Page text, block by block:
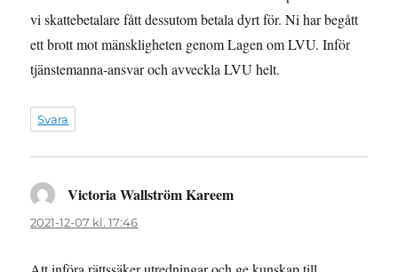
vi skattebetalare fått dessutom betala dyrt för. Ni har begått
ett brott mot mänskligheten genom Lagen om LVU. Inför
tjänstemanna-ansvar och avveckla LVU helt.
Svara
Victoria Wallström Kareem
2021-12-07 kl. 17:46